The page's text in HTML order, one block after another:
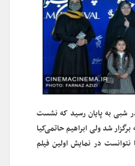
شبی به پایان رسید که نشست
شد ولی ابراهیم حاتمی‌کیا
نتوانست در نمایش اولین فیلم